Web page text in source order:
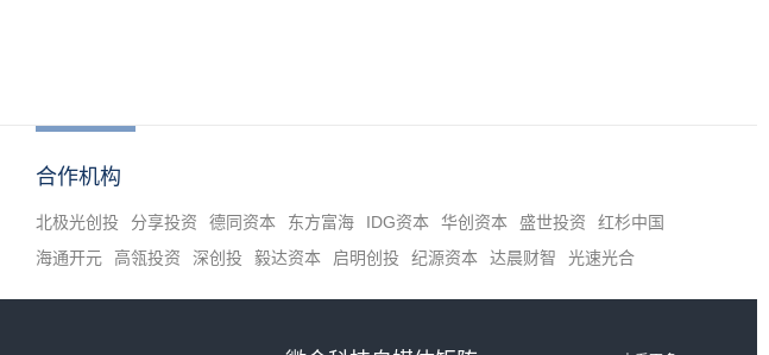
合作机构
北极光创投 分享投资 德同资本 东方富海 IDG资本 华创资本 盛世投资
红杉中国
海通开元
高瓴投资 深创投 毅达资本 启明创投 纪源资本 达晨财智 光速光合